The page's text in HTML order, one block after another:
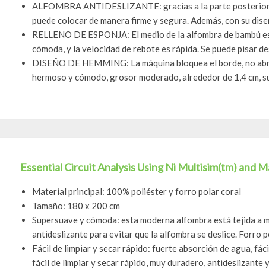
ALFOMBRA ANTIDESLIZANTE: gracias a la parte
puede colocar de manera firme y segura. Además, con su
RELLENO DE ESPONJA: El medio de la alfombra de bambú
cómoda, y la velocidad de rebote es rápida. Se puede pisar
DISEÑO DE HEMMING: La máquina bloquea el borde, no
hermoso y cómodo, grosor moderado, alrededor de 1,4 cm,
Essential Circuit Analysis Using Ni Multisim(tm) and
Material principal: 100% poliéster y forro polar coral
Tamaño: 180 x 200 cm
Supersuave y cómoda: esta moderna alfombra está tejida a
antideslizante para evitar que la alfombra se deslice. Forro
Fácil de limpiar y secar rápido: fuerte absorción de agua,
fácil de limpiar y secar rápido, muy duradero, antideslizante y